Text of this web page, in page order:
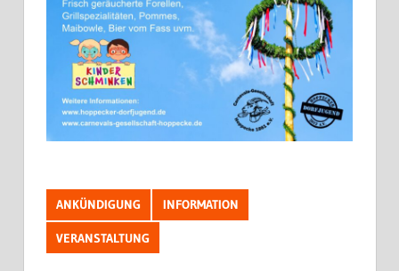
ANKÜNDIGUNG INFORMATION
VERANSTALTUNG